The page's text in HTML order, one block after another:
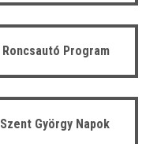
Roncsautó Program
Szent György Napok